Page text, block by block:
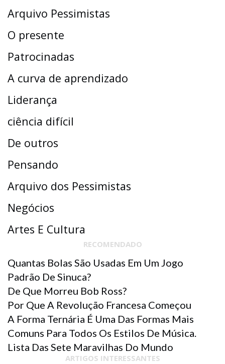
Arquivo Pessimistas
O presente
Patrocinadas
A curva de aprendizado
Liderança
ciência difícil
De outros
Pensando
Arquivo dos Pessimistas
Negócios
Artes E Cultura
RECOMENDADO
Quantas Bolas São Usadas Em Um Jogo
Padrão De Sinuca?
De Que Morreu Bob Ross?
Por Que A Revolução Francesa Começou
A Forma Ternária É Uma Das Formas Mais
Comuns Para Todos Os Estilos De Música.
Lista Das Sete Maravilhas Do Mundo
ARTIGOS INTERESSANTES